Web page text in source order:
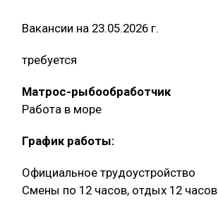
Вакансии на 23.05.2026 г.
требуется
Матрос-рыбообработчик
Работа в море
График работы:
Официальное трудоустройство
Смены по 12 часов, отдых 12 часов